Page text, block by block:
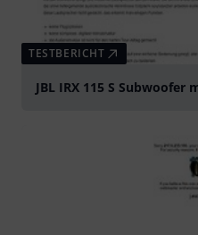
TESTBERICHT
JBL IRX 115 S Subwoofer